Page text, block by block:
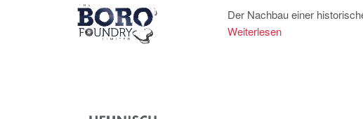
Der Nachbau einer
Weiterlesen